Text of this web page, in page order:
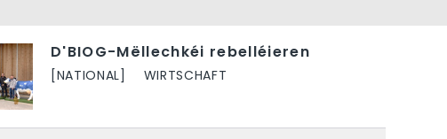
D'BIOG-Mëllechkéi rebelléieren
[NATIONAL] WIRTSCHAFT